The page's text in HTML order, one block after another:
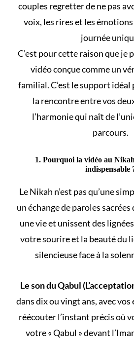
couples regretter de ne pas
voix, les rires et les
journée
C’est pour cette raison que je
vidéo conçue comme un
familial. C’est le support
la rencontre entre vos
l’harmonie qui naît de
parcours.
1. Pourquoi la vidéo au
indispensable
LeNikah n’est pas qu’une
un échange de paroles
une vie et unissent des
votre sourire et la beauté du
silencieuse face à la
Le son du Qabul
dans dix ou vingt ans, avec
réécouter l’instant précis où
votre « Qabul » devant